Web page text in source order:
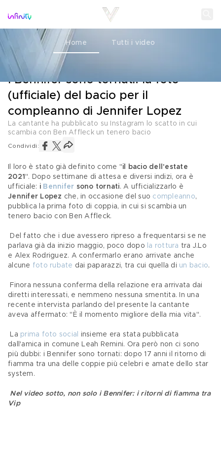
Home Tutti i video
LA COPPIA
I Bennifer sono tornati: la foto
(ufficiale) del bacio per il
compleanno di Jennifer Lopez
La cantante ha pubblicato su Instagram lo scatto in cui
scambia con Ben Affleck un tenero bacio
Condividi:
Il loro è stato già definito come "il bacio dell'estate
2021 ". Dopo settimane di attesa e diversi indizi, ora è
ufficiale: i Bennifer sono tornati. A ufficializzarlo è
Jennifer Lopez che, in occasione del suo compleanno,
pubblica la prima foto di coppia, in cui si scambia un
tenero bacio con Ben Affleck.
parlava già da inizio maggio, poco dopo
la rottura tra J.Lo
e Alex Rodriguez. A confermarlo erano arrivate anche
alcune foto rubate dai paparazzi, tra cui quella di un bacio.
diretti interessati, e nemmeno nessuna smentita. In una
recente intervista parlando del presente la cantante
aveva affermato: "È il momento migliore della mia vita".
La prima foto social
insieme era stata pubblicata
dall'amica in comune Leah Remini. Ora però non ci sono
più dubbi: i Bennifer sono tornati: dopo 17 anni il ritorno di
fiamma tra una delle coppie più celebri e amate dello star
system.
Nel video sotto, non solo i Bennifer: i ritorni di fiamma tra
Vip